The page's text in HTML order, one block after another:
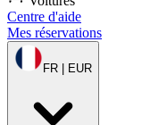
Centre d'aide
Mes réservations
FR | EUR